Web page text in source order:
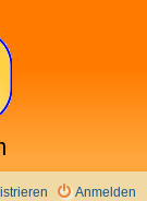
Anmelden